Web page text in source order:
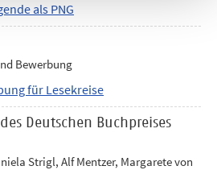
als PNG
Bewerbung
für Lesekreise
Deutschen Buchpreises
Strigl, Alf Mentzer, Margarete von